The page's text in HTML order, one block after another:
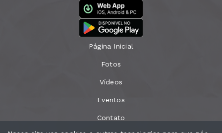
Página Inicial
Fotos
Vídeos
Eventos
Contato